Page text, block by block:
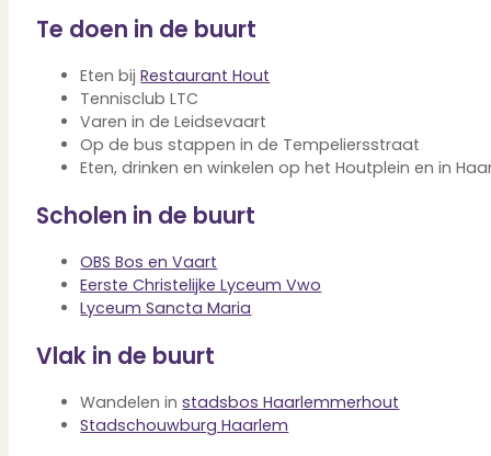
Wil jij jouw huis renoveren? Geen probleem!
Bekijk het overzicht van alle diensten..
Over PUUR*
Over PUUR*
Wie zijn wij?
Leer ons beter kennen..
Kom jij ons team versterken?
Onze vestigingen
Te doen in de buurt
Eten bijRestaurant Hout
Tennisclub LTC
Varen in de Leidsevaart
Op de bus stappen in de Tempeliersstraat
Eten, drinken en winkelen op het Houtplein en in
Scholen in de buurt
OBS Bos en Vaart
Eerste Christelijke Lyceum Vwo
Lyceum Sancta Maria
Vlak in de buurt
Wandelen instadsbos Haarlemmerhout
Stadschouwburg Haarlem